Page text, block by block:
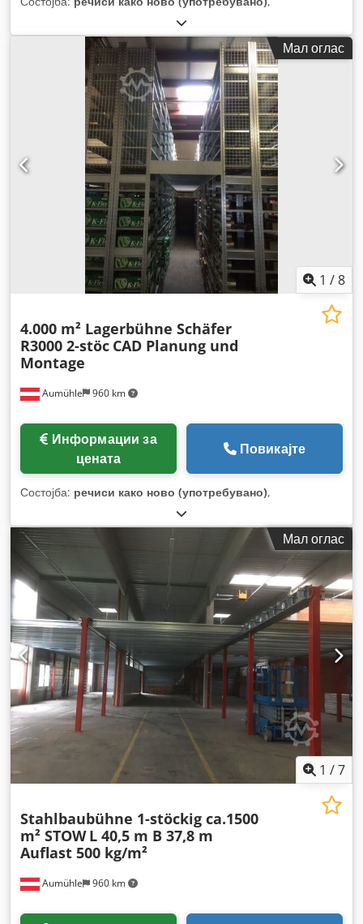
Мал оглас
1 /8
Aumühle 960 km
4.000 m² Lagerbühne Schäfer
R3000 2-stöc CAD Planung und
Montage
цената
Повикајте
Состојба: речиси како ново (употребувано),
Мал оглас
1 /7
Aumühle 960 km
Stahlbaubühne 1-stöckig ca.1500
m² STOW L 40,5 m B 37,8 m
Auflast 500 kg/m²